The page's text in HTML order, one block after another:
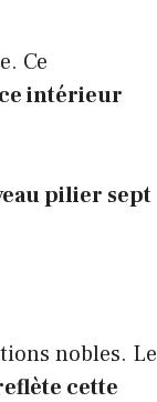
Ce
intérieur
pilier sept
nobles. Le
cette